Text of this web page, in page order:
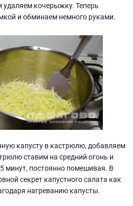
удаляем кочерыжку. Теперь
и обминаем немного руками.
капусту в кастрюлю, добавляем
ставим на средний огонь и
минут, постоянно помешивая. В
секрет капустного салата как
нагреванию капусты.